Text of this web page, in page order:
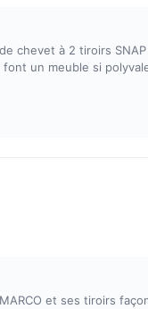
chevet à 2 tiroirs
un meuble si
et ses tiroirs